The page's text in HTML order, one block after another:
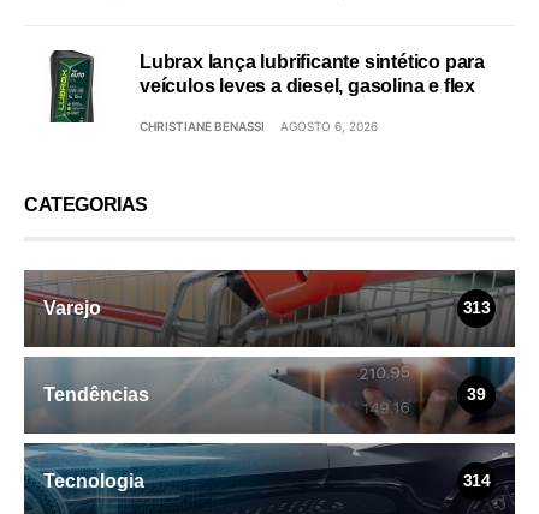
Lubrax lança lubrificante sintético para
veículos leves a diesel, gasolina e flex
CHRISTIANE BENASSI AGOSTO 6, 2026
CATEGORIAS
Varejo 313
Tendências 39
Tecnologia 314